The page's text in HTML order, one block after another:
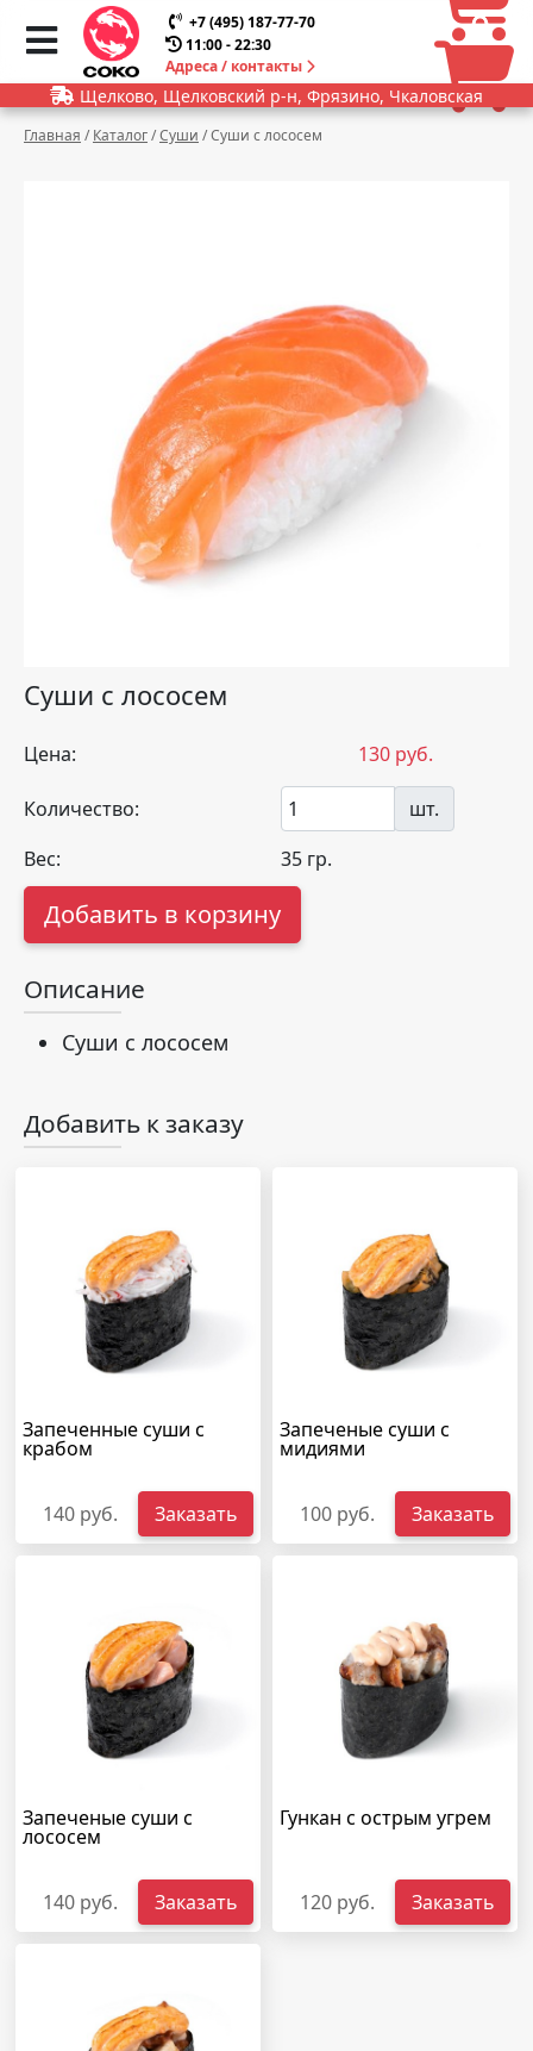
+7 (495) 187-77-70
11:00 - 22:30
Адреса / контакты
0
0
Щелково, Щелковский р-н, Фрязино, Чкаловская
Главная / Каталог/Суши /Суши с лососем
Суши с лососем
Цена: 130руб.
Количество:
шт.
Вес:
35 гр.
Добавить в корзину
Описание
Суши с лососем
Добавить к заказу
Запеченные суши с
крабом
140 руб. Заказать
Запеченые суши с
мидиями
100 руб. Заказать
Запеченые суши с
лососем
140 руб. Заказать
Гункан с острым угрем
120 руб. Заказать